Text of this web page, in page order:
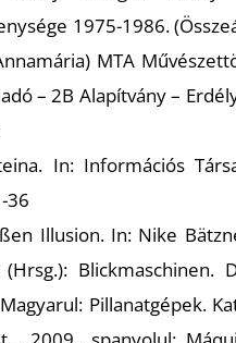
1975-1986.
MTA
– 2B Alapítvány –
In: Információs
36
Illusion. In: Nike
Blickmaschinen.
Pillanatgépek.